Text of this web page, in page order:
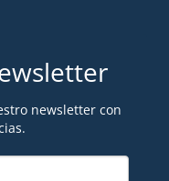
newsletter con